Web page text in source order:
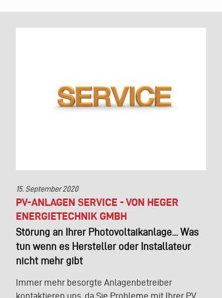
15. September 2020
PV-ANLAGEN SERVICE - VON HEGER
ENERGIETECHNIK GMBH
Störung an Ihrer Photovoltaikanlage... Was
tun wenn es Hersteller oder Installateur
nicht mehr gibt
Immer mehr besorgte Anlagenbetreiber